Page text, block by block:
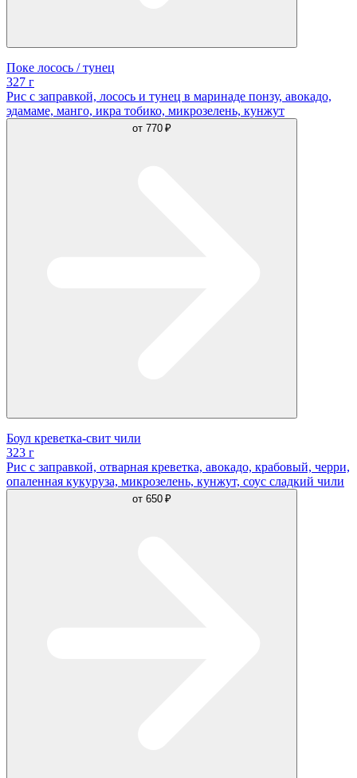
Поке лосось / тунец
327 г
Рис с заправкой, лосось и тунец в маринаде понзу, авокадо,
эдамаме, манго, икра тобико, микрозелень, кунжут
от 770 ₽
Боул креветка-свит чили
323 г
Рис с заправкой, отварная креветка, авокадо, крабовый, черри,
опаленная кукуруза, микрозелень, кунжут, соус сладкий чили
от 650 ₽